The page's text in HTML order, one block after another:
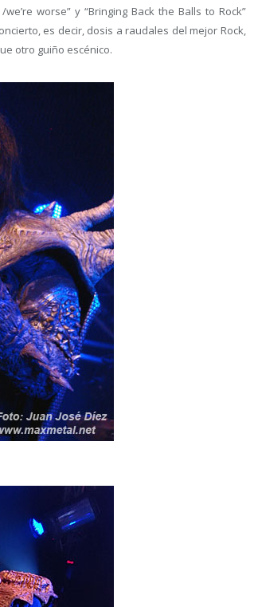
worse” y “Bringing Back the Balls to Rock”
es decir, dosis a raudales del mejor Rock,
otro guiño escénico.